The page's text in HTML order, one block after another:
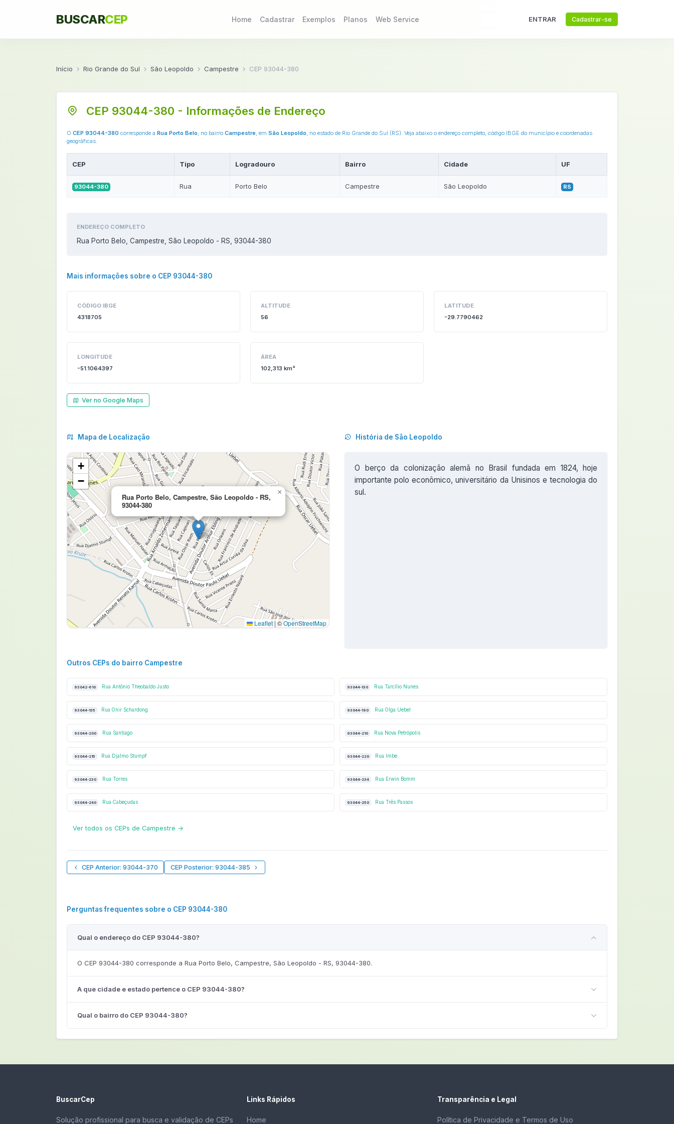
BUSCARCEP Home Cadastrar Exemplos Planos Web Service ENTRAR Cadastrar-se
Início Rio Grande do Sul São Leopoldo Campestre CEP 93044-380
CEP 93044-380 - Informações de Endereço
O CEP 93044-380 corresponde a Rua Porto Belo, no bairro Campestre, em São Leopoldo, no estado de Rio Grande do Sul (RS). Veja abaixo o endereço completo, código IBGE do município e coordenadas
geográficas.
CEP Tipo Logradouro Bairro Cidade UF
93044-380 Rua Porto Belo Campestre São Leopoldo RS
ENDEREÇO COMPLETO
Rua Porto Belo, Campestre, São Leopoldo - RS, 93044-380
Mais informações sobre o CEP 93044-380
CÓDIGO IBGE
4318705
ALTITUDE
56
LATITUDE
-29.7790462
LONGITUDE
-51.1064397
ÁREA
102,313 km²
Ver no Google Maps
Mapa de Localização
Rua Porto Belo, Campestre, São Leopoldo - RS,
93044-380
×
+
−
Leaflet | ©OpenStreetMap
História de São Leopoldo
O berço da colonização alemã no Brasil fundada em 1824, hoje
importante polo econômico, universitário da Unisinos e tecnologia do
sul.
Outros CEPs do bairro Campestre
93042-610 Rua Antônio Theobaldo Justo 93044-130 Rua Tarcílio Nunes
93044-135 Rua Onir Schardong 93044-190 Rua Olga Uebel
93044-200 Rua Santiago 93044-210 Rua Nova Petrópolis
93044-215 Rua Djalmo Stumpf 93044-220 Rua Imbe
93044-230 Rua Torres 93044-234 Rua Erwin Bomm
93044-240 Rua Cabeçudas 93044-250 Rua Três Passos
Ver todos os CEPs de Campestre →
CEP Anterior: 93044-370 CEP Posterior: 93044-385
Perguntas frequentes sobre o CEP 93044-380
Qual o endereço do CEP 93044-380?
O CEP 93044-380 corresponde a Rua Porto Belo, Campestre, São Leopoldo - RS, 93044-380.
A que cidade e estado pertence o CEP 93044-380?
Qual o bairro do CEP 93044-380?
BuscarCep
Solução profissional para busca e validação de CEPs
Links Rápidos
Home
Transparência e Legal
Política de Privacidade e Termos de Uso